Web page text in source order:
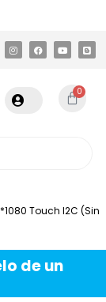
0
Touch I2C (Sin
de un